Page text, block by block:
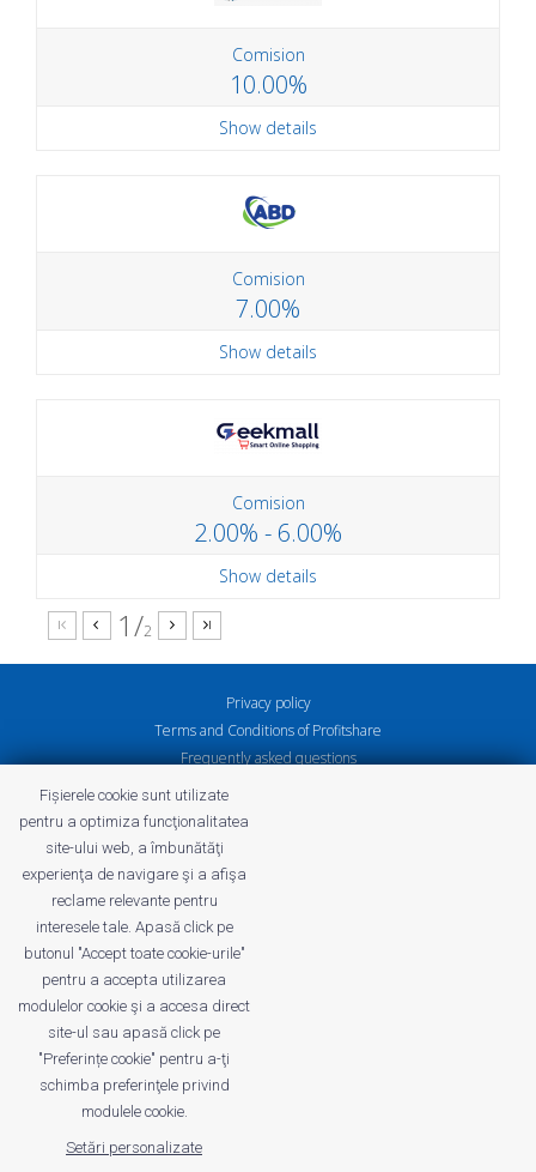
Comision
10.00%
Show details
Comision
7.00%
Show details
Comision
2.00% - 6.00%
Show details
1/2
Privacy policy
Terms and Conditions of Profitshare
Frequently asked questions
profitshare.ro
profitshare.bg
© 2026Conversion Marketing SRL
CUI: RO18350386
Reg.Com.: J2022005955239
Operator of personal data no. 28184
Fișierele cookie sunt utilizate
pentru a optimiza funcţionalitatea
site-ului web, a îmbunătăţi
experienţa de navigare şi a afişa
reclame relevante pentru
interesele tale. Apasă click pe
butonul "Accept toate cookie-urile"
pentru a accepta utilizarea
modulelor cookie şi a accesa direct
site-ul sau apasă click pe
"Preferințe cookie" pentru a-ţi
schimba preferinţele privind
modulele cookie.
Setări personalizate